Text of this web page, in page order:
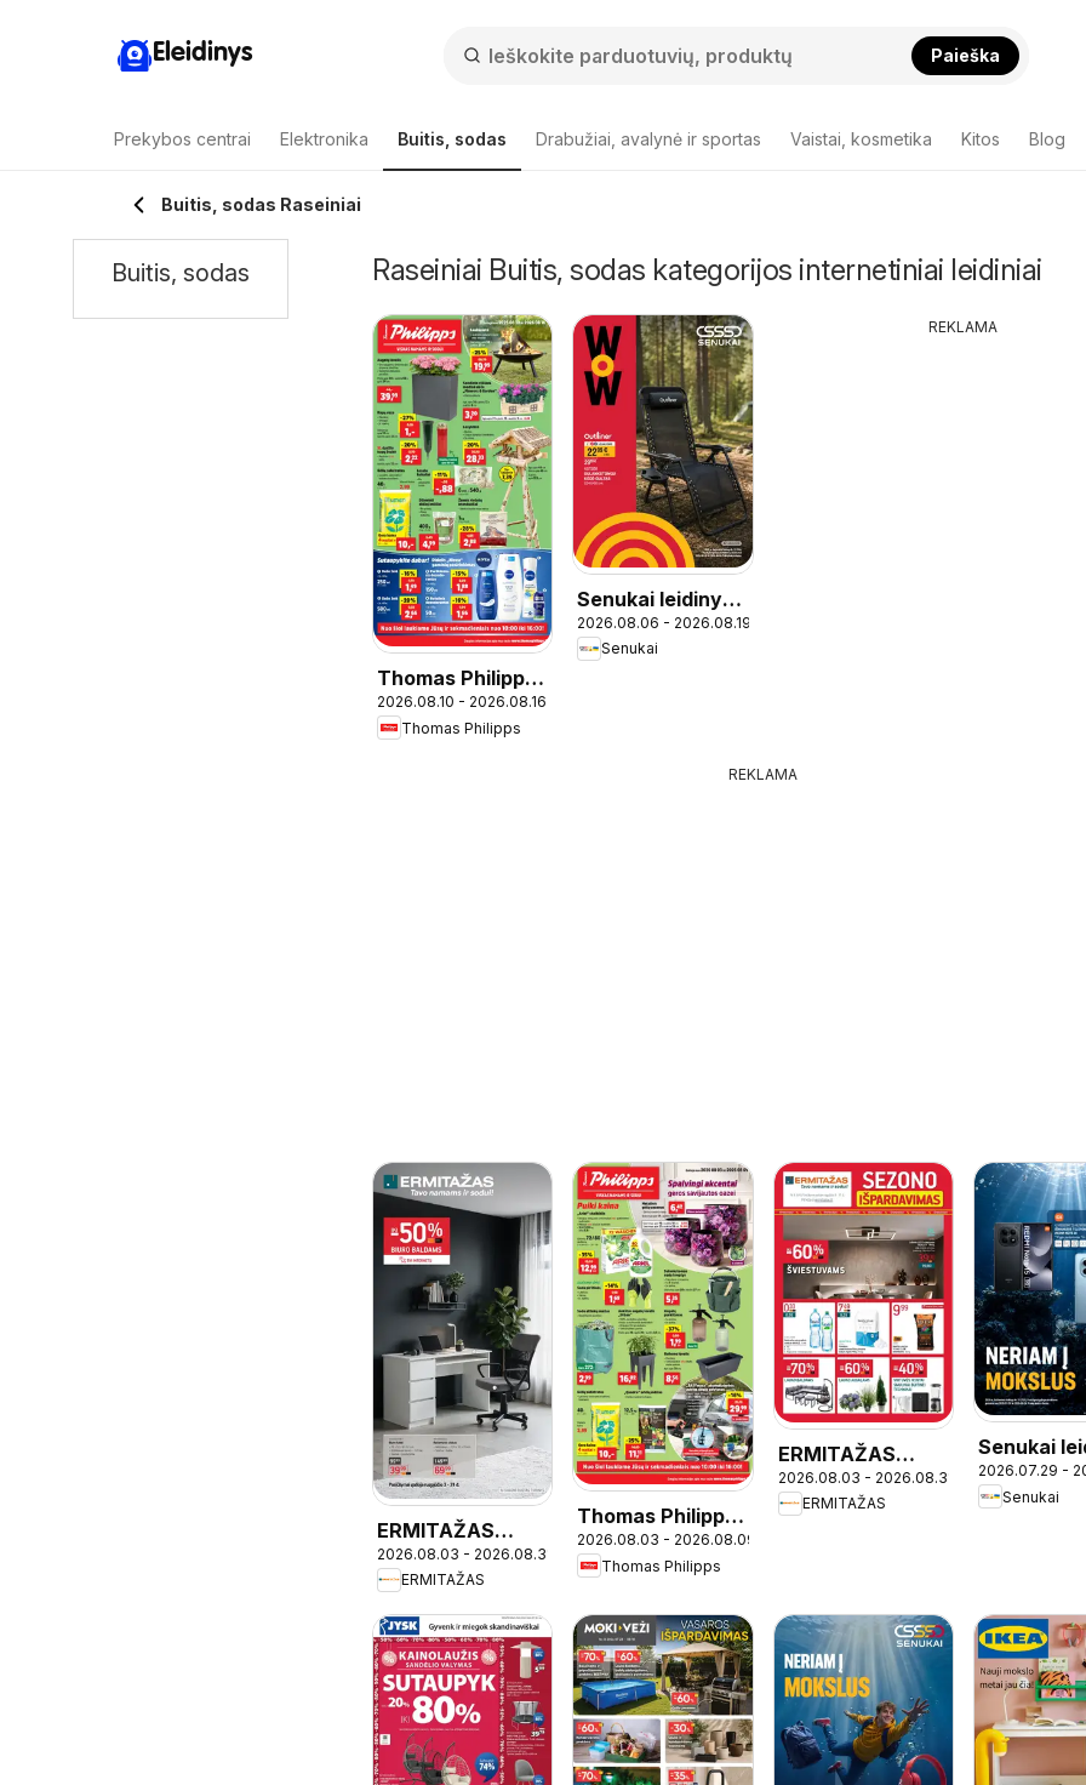
Eleidinys Paieška
Prekybos centrai Elektronika Buitis, sodas Drabužiai, avalynė ir sportas Vaistai, kosmetika Kitos Blog
Buitis, sodas Raseiniai
Raseiniai Buitis, sodas kategorijos internetiniai leidiniai
Thomas Philipps
leidinys
2026.08.10 - 2026.08.16
Thomas Philipps
Senukai leidinys -
Leidinys Nr. 27
2026.08.06 - 2026.08.19
Senukai
REKLAMA
REKLAMA
ERMITAŽAS
leidinys -
Mokyklinis
katalogas 2026
2026.08.03 - 2026.08.31
ERMITAŽAS
Thomas Philipps
leidinys
2026.08.03 - 2026.08.09
Thomas Philipps
ERMITAŽAS
leidinys
2026.08.03 - 2026.08.31
ERMITAŽAS
Senukai
2026.07.29 -
Senukai
Buitis, sodas